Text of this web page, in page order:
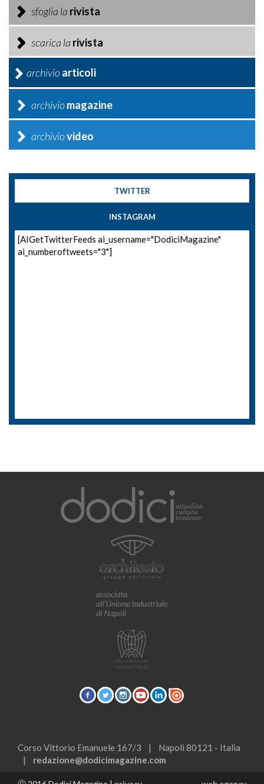
sfoglia la rivista
scarica la rivista
archivioarticoli
archiviomagazine
archiviovideo
TWITTER
INSTAGRAM
[AIGetTwitterFeeds ai_username="DodiciMagazine"
ai_numberoftweets="3"]
Corso Vittorio Emanuele 167/3 | Napoli 80121 - Italia
| redazione@dodicimagazine.com